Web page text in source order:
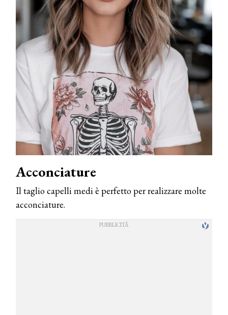
Acconciature
Il taglio capelli medi è perfetto per realizzare molte
acconciature.